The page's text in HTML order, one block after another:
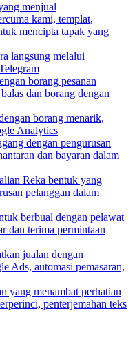
menjual
kami, templat,
mencipta tapak yang
langsung melalui
borang pesanan
dan borang dengan
borang menarik,
Analytics
dengan pengurusan
dan bayaran dalam
Reka bentuk yang
pelanggan dalam
berbual dengan pelawat
dan terima permintaan
jualan dengan
Ads, automasi pemasaran,
yang menambat perhatian
penterjemahan teks